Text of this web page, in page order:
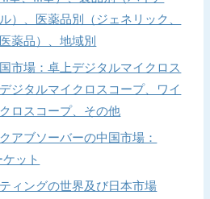
）、医薬品別（ジェネリック、
薬品）、地域別
市場：卓上デジタルマイクロス
ジタルマイクロスコープ、ワイ
ロスコープ、その他
アブソーバーの中国市場：
ット
ィングの世界及び日本市場